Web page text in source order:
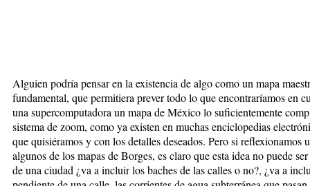
Alguien podría pensar en la existencia de algo como un mapa
fundamental, que permitiera prever todo lo que encontraríamos en
una supercomputadora un mapa de México lo suficientemente
sistema de zoom, como ya existen en muchas enciclopedias
que quisiéramos y con los detalles deseados. Pero si reflexionamos
algunos de los mapas de Borges, es claro que esta idea no puede
de una ciudad ¿va a incluir los baches de las calles o no?, ¿va a